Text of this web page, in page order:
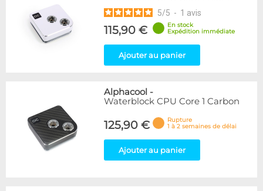
5/5 - 1 avis
115,90 €
En stock
Expédition immédiate
Ajouter au panier
Alphacool -
Waterblock CPU Core 1 Carbon
125,90 €
Rupture
1 à 2 semaines de délai
Ajouter au panier